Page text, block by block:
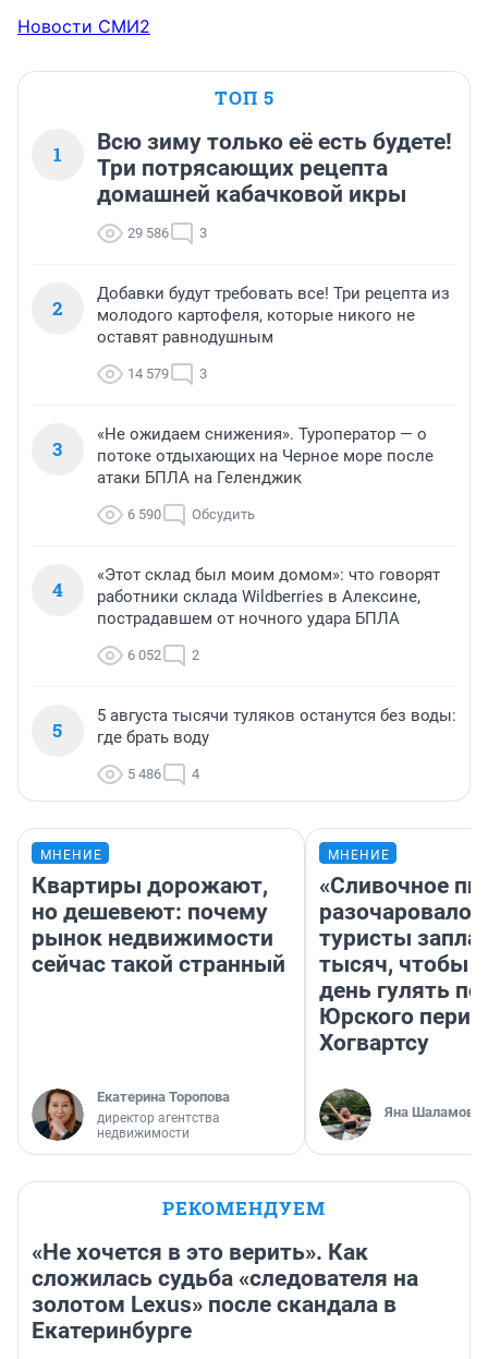
Новости СМИ2
ТОП 5
1
Всю зиму только её есть будете!
Три потрясающих рецепта
домашней кабачковой икры
29 586 3
2
Добавки будут требовать все! Три рецепта из
молодого картофеля, которые никого не
оставят равнодушным
14 579 3
3
«Не ожидаем снижения». Туроператор — о
потоке отдыхающих на Черное море после
атаки БПЛА на Геленджик
6 590 Обсудить
4
«Этот склад был моим домом»: что говорят
работники склада Wildberries в Алексине,
пострадавшем от ночного удара БПЛА
6 052 2
5
5 августа тысячи туляков останутся без воды:
где брать воду
5 486 4
МНЕНИЕ
Квартиры дорожают,
но дешевеют: почему
рынок недвижимости
сейчас такой странный
Екатерина Торопова
директор агентства
недвижимости
МНЕНИЕ
«Сливочное
разочаровало»:
туристы
тысяч, чтобы
день гулять по
Юрского
Хогвартсу
Яна Шаламова
РЕКОМЕНДУЕМ
«Не хочется в это верить». Как
сложилась судьба «следователя на
золотом Lexus» после скандала в
Екатеринбурге